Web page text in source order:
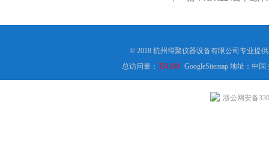
© 2018 杭州得聚仪器设备有限公司专业提
总访问量：354190 GoogleSitemap地址：中国
浙公网安备